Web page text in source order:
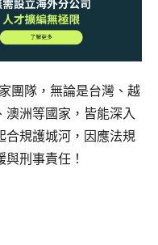
團隊，無論是台灣、越
澳洲等國家，皆能深入
合規護城河，因應法規
刑事責任！